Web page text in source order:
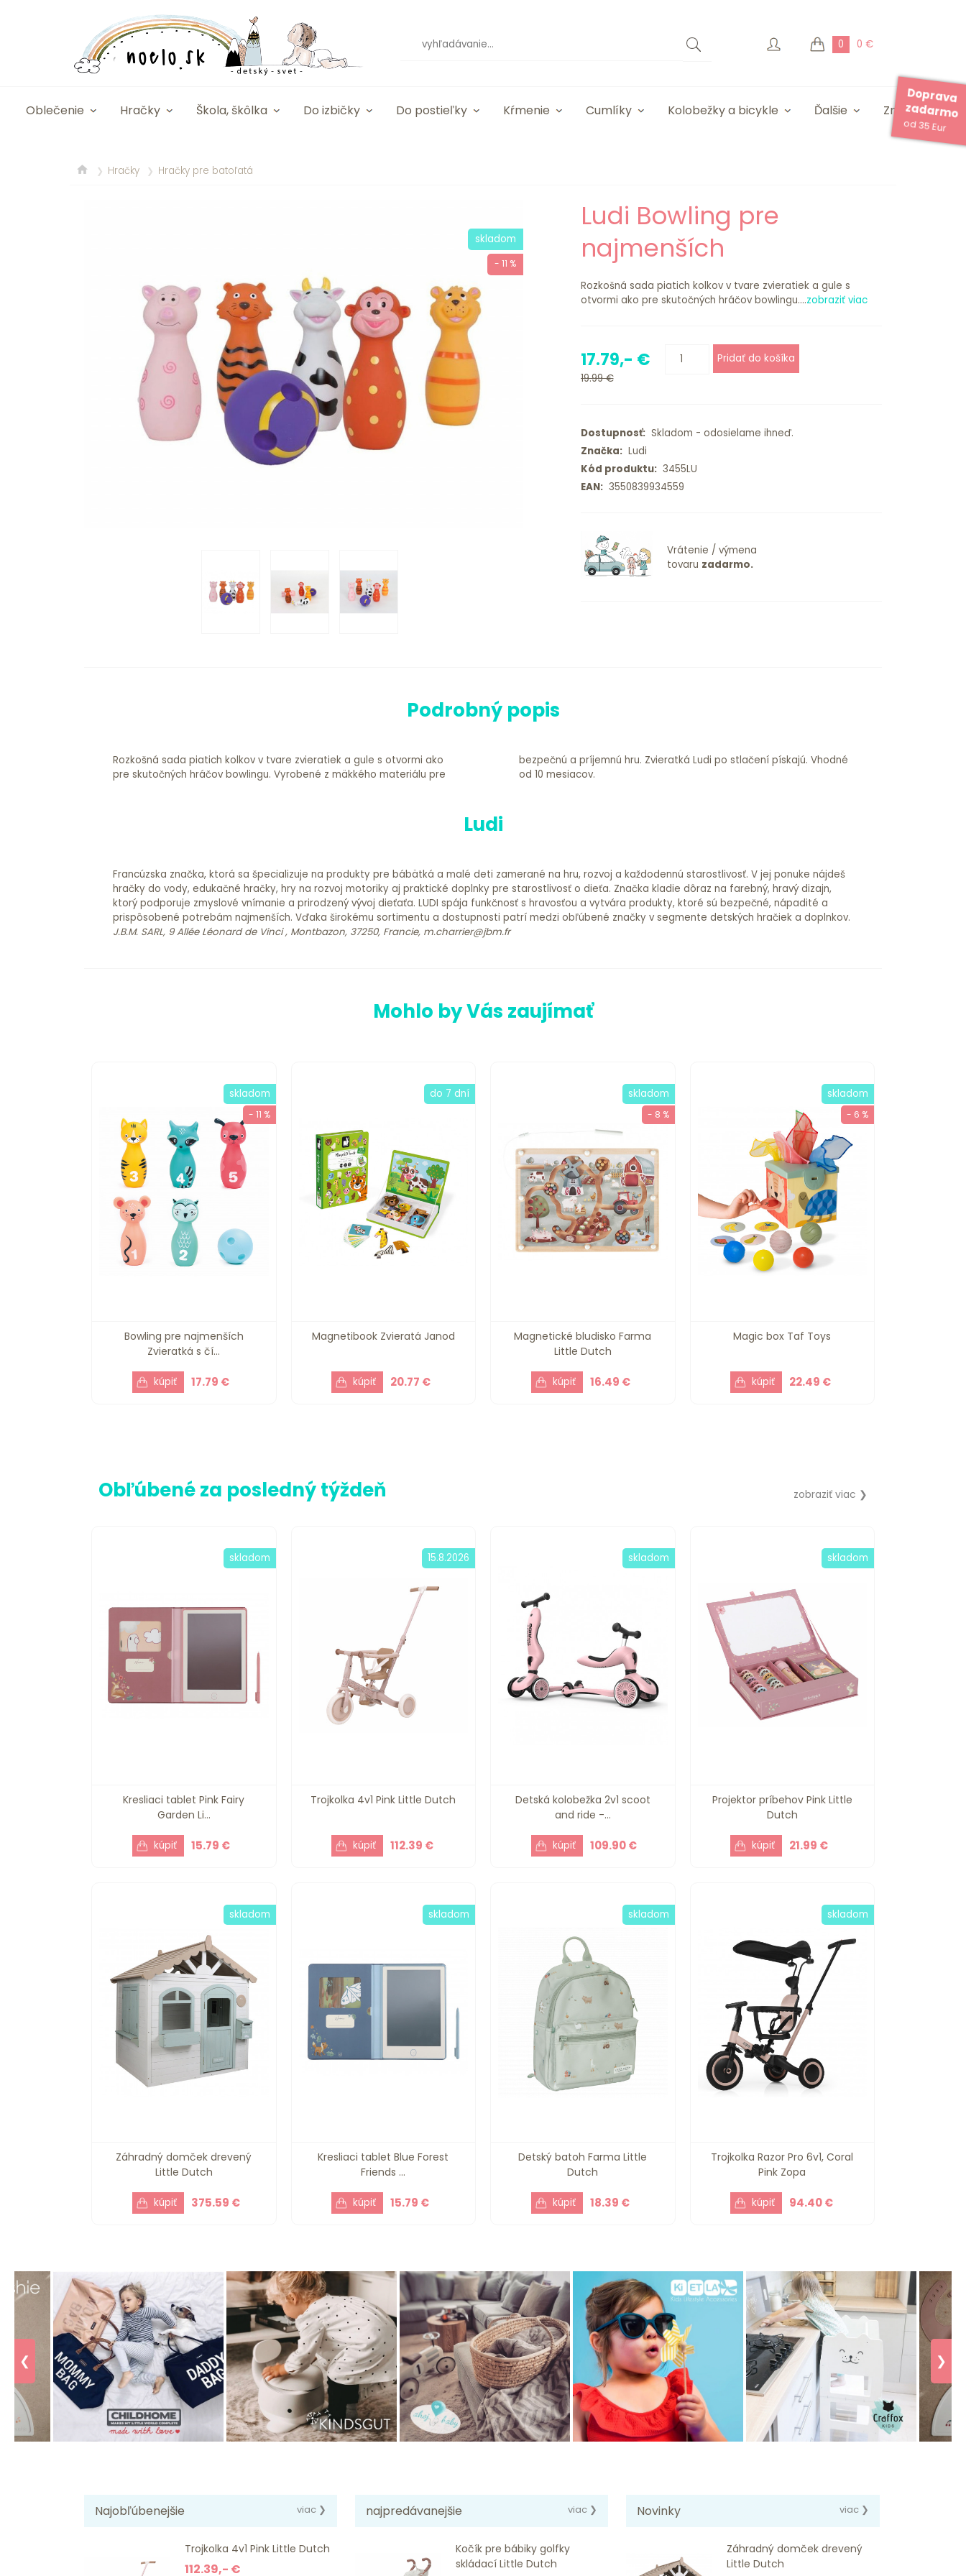
0 0 €
Doprava
zadarmo
od 35 Eur
Oblečenie Hračky Škola, škôlka Do izbičky Do postieľky Kŕmenie Cumlíky Kolobežky a bicykle Ďalšie Značky
❯ Hračky ❯ Hračky pre batoľatá
skladom
- 11 %
Ludi Bowling pre
najmenších
Rozkošná sada piatich kolkov v tvare zvieratiek a gule s
otvormi ako pre skutočných hráčov bowlingu....zobraziť viac
17.79,- €
19.99 €
Dostupnosť:Skladom - odosielame ihneď.
Značka:Ludi
Kód produktu:3455LU
EAN:3550839934559
Vrátenie / výmena
tovaru zadarmo.
Podrobný popis
Rozkošná sada piatich kolkov v tvare zvieratiek a gule s otvormi ako
pre skutočných hráčov bowlingu. Vyrobené z mäkkého materiálu pre
bezpečnú a príjemnú hru. Zvieratká Ludi po stlačení pískajú. Vhodné
od 10 mesiacov.
Ludi
Francúzska značka, ktorá sa špecializuje na produkty pre bábätká a malé deti zamerané na hru, rozvoj a každodennú starostlivosť. V jej ponuke nájdeš
hračky do vody, edukačné hračky, hry na rozvoj motoriky aj praktické doplnky pre starostlivosť o dieťa. Značka kladie dôraz na farebný, hravý dizajn,
ktorý podporuje zmyslové vnímanie a prirodzený vývoj dieťaťa. LUDI spája funkčnosť s hravosťou a vytvára produkty, ktoré sú bezpečné, nápadité a
prispôsobené potrebám najmenších. Vďaka širokému sortimentu a dostupnosti patrí medzi obľúbené značky v segmente detských hračiek a doplnkov.
J.B.M. SARL, 9 Allée Léonard de Vinci , Montbazon, 37250, Francie, m.charrier@jbm.fr
Mohlo by Vás zaujímať
Bowling pre najmenších
Zvieratká s čí...
17.79 €
skladom
- 11 %
Magnetibook Zvieratá Janod
20.77 €
do 7 dní
Magnetické bludisko Farma
Little Dutch
16.49 €
skladom
- 8 %
Magic box Taf Toys
22.49 €
skladom
- 6 %
Obľúbené za posledný týždeň zobraziť viac ❯
Kresliaci tablet Pink Fairy
Garden Li...
15.79 €
skladom
Trojkolka 4v1 Pink Little Dutch
112.39 €
15.8.2026
Detská kolobežka 2v1 scoot
and ride -...
109.90 €
skladom
Projektor príbehov Pink Little
Dutch
21.99 €
skladom
Záhradný domček drevený
Little Dutch
375.59 €
skladom
Kresliaci tablet Blue Forest
Friends ...
15.79 €
skladom
Detský batoh Farma Little
Dutch
18.39 €
skladom
Trojkolka Razor Pro 6v1, Coral
Pink Zopa
94.40 €
skladom
❮ ❯
Najobľúbenejšie viac ❯
Trojkolka 4v1 Pink Little Dutch
112.39,- €
najpredávanejšie viac ❯
Kočík pre bábiky golfky
skládací Little Dutch
Novinky viac ❯
Záhradný domček drevený
Little Dutch